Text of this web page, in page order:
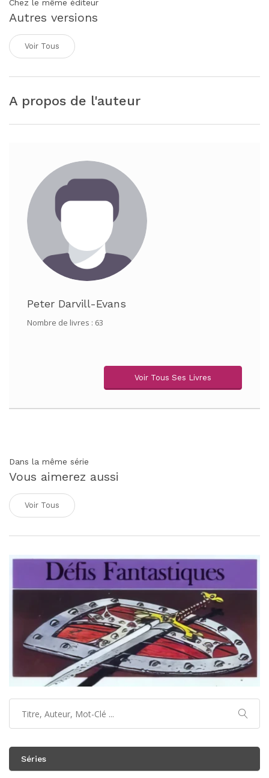
Chez le même éditeur
Autres versions
Voir Tous
A propos de l'auteur
Peter Darvill-Evans
Nombre de livres : 63
Voir Tous Ses Livres
Dans la même série
Vous aimerez aussi
Voir Tous
Séries